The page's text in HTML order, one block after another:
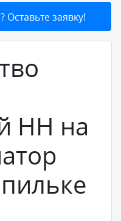
заявку!
НН на